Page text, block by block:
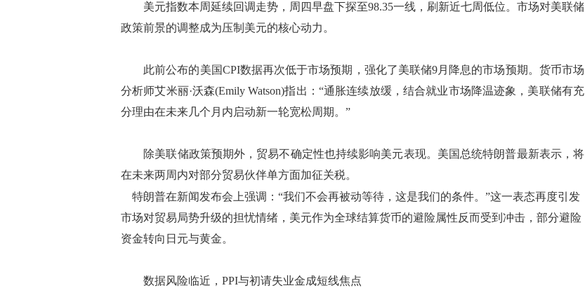
美元指数本周延续回调走势，周四早盘下探至98.35一线，刷新近七周低位。市场对美联储
政策前景的调整成为压制美元的核心动力。
此前公布的美国CPI数据再次低于市场预期，强化了美联储9月降息的市场预期。货币市场
分析师艾米丽·沃森(Emily Watson)指出：“通胀连续放缓，结合就业市场降温迹象，美联储有充
分理由在未来几个月内启动新一轮宽松周期。”
除美联储政策预期外，贸易不确定性也持续影响美元表现。美国总统特朗普最新表示，将
在未来两周内对部分贸易伙伴单方面加征关税。
特朗普在新闻发布会上强调：“我们不会再被动等待，这是我们的条件。”这一表态再度引发
市场对贸易局势升级的担忧情绪，美元作为全球结算货币的避险属性反而受到冲击，部分避险
资金转向日元与黄金。
数据风险临近，PPI与初请失业金成短线焦点